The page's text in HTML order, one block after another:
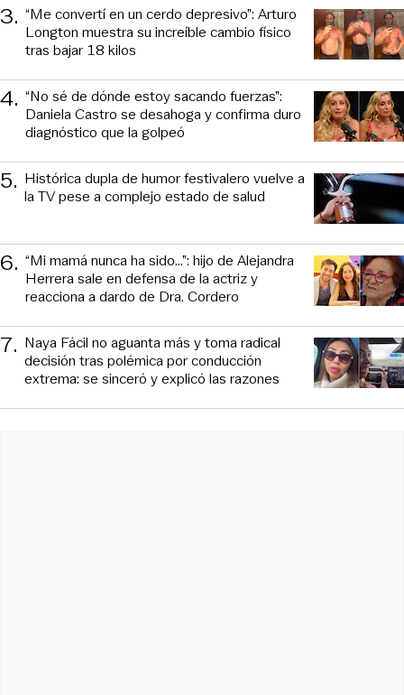
3. “Me convertí en un cerdo depresivo”: Arturo
Longton muestra su increíble cambio físico
tras bajar 18 kilos
4. “No sé de dónde estoy sacando fuerzas”:
Daniela Castro se desahoga y confirma duro
diagnóstico que la golpeó
5. Histórica dupla de humor festivalero vuelve a
la TV pese a complejo estado de salud
6. “Mi mamá nunca ha sido...”: hijo de Alejandra
Herrera sale en defensa de la actriz y
reacciona a dardo de Dra. Cordero
7. Naya Fácil no aguanta más y toma radical
decisión tras polémica por conducción
extrema: se sinceró y explicó las razones